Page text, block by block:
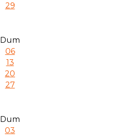
29
Dum
06
13
20
27
Dum
03